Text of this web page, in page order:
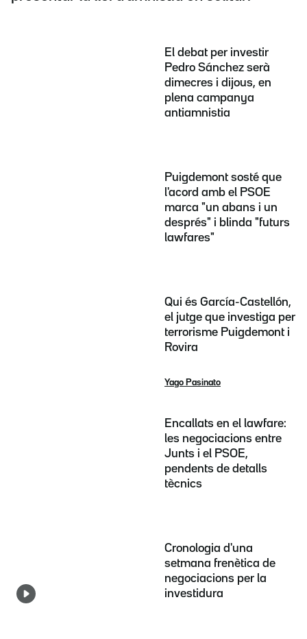
El debat per investir
Pedro Sánchez serà
dimecres i dijous, en
plena campanya
antiamnistia
Puigdemont sosté que
l'acord amb el PSOE
marca "un abans i un
després" i blinda "futurs
lawfares"
Qui és García-Castellón,
el jutge que investiga per
terrorisme Puigdemont i
Rovira
Yago Pasinato
Encallats en el lawfare:
les negociacions entre
Junts i el PSOE,
pendents de detalls
tècnics
Cronologia d'una
setmana frenètica de
negociacions per la
investidura